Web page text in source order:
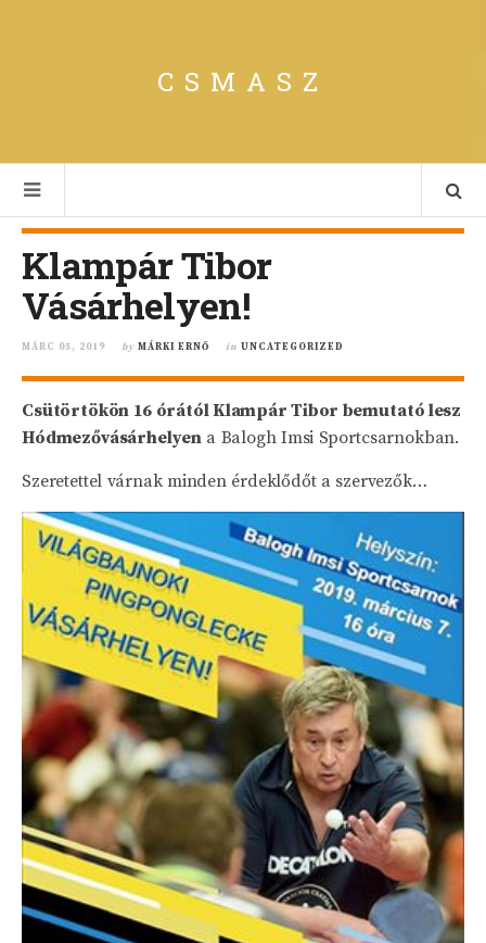
CSMASZ
Klampár Tibor
Vásárhelyen!
MÁRC 05, 2019 by MÁRKI ERNŐ in UNCATEGORIZED
Csütörtökön 16 órától Klampár Tibor bemutató lesz
Hódmezővásárhelyen a Balogh Imsi Sportcsarnokban.
Szeretettel várnak minden érdeklődőt a szervezők…